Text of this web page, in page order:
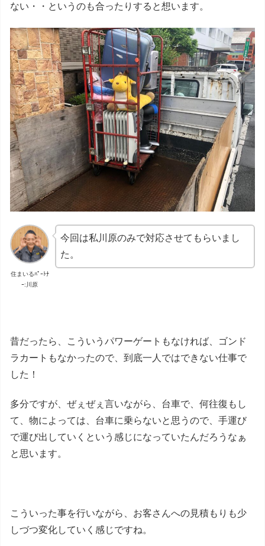
ない・・というのも合ったりすると想います。
住まいるﾊﾟｰﾄﾅ
ｰ:川原
今回は私川原のみで対応させてもらいまし
た。
昔だったら、こういうパワーゲートもなければ、ゴンド
ラカートもなかったので、到底一人ではできない仕事で
した！
多分ですが、ぜぇぜぇ言いながら、台車で、何往復もし
て、物によっては、台車に乗らないと思うので、手運び
で運び出していくという感じになっていたんだろうなぁ
と思います。
こういった事を行いながら、お客さんへの見積もりも少
しづつ変化していく感じですね。